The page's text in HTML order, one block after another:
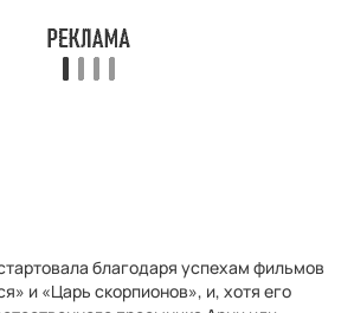
благодаря успехам фильмов
и «Царь скорпионов», и, хотя его